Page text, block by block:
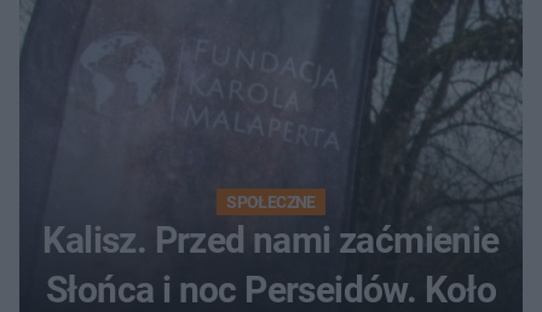
SPOŁECZNE
Kalisz. Przed nami zaćmienie
Słońca i noc Perseidów. Koło